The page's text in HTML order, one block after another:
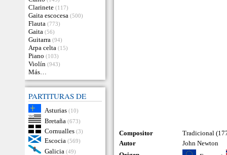
Clarinete (117)
Gaita escocesa (500)
Flauta (773)
Gaita (56)
Guitarra (94)
Arpa celta (15)
Piano (103)
Violín (943)
Más…
PARTITURAS DE
Asturias (10)
Bretaña (673)
Cornualles (3)
Escocia (569)
Galicia (49)
Compositor
Tradicional
Autor
John Newton